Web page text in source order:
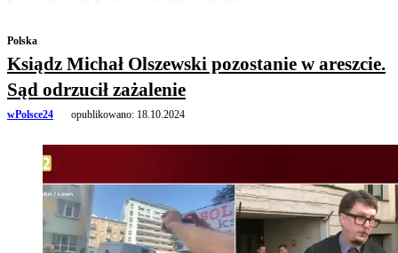
Polska
Ksiądz Michał Olszewski pozostanie w areszcie.
Sąd odrzucił zażalenie
wPolsce24 opublikowano: 18.10.2024